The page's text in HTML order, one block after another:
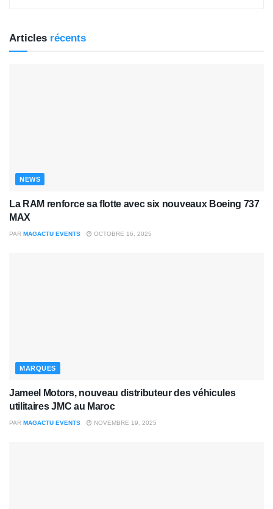
Articles récents
NEWS
La RAM renforce sa flotte avec six nouveaux Boeing 737
MAX
PAR MAGACTU EVENTS OCTOBRE 16, 2025
MARQUES
Jameel Motors, nouveau distributeur des véhicules
utilitaires JMC au Maroc
PAR MAGACTU EVENTS NOVEMBRE 19, 2025